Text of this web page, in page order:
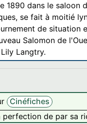
1890 dans le saloon
se fait à moitié
de
Salomon de
Langtry.
Cinéfiches
de par sa